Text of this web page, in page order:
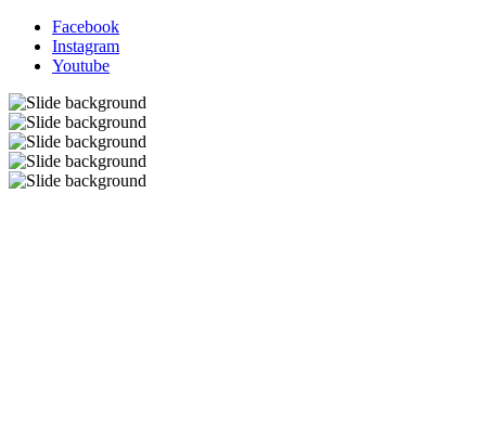
Facebook
Instagram
Youtube